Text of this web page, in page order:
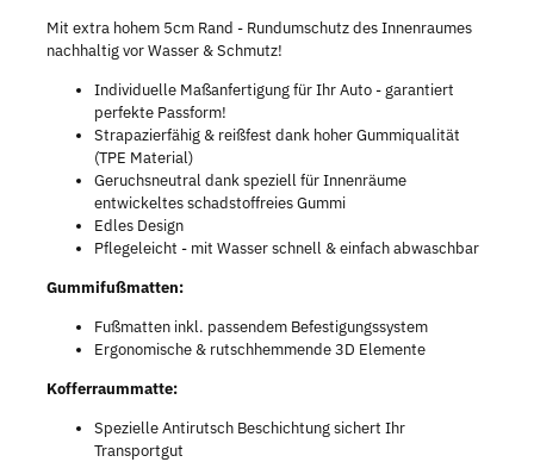
Mit extra hohem 5cm Rand - Rundumschutz des Innenraumes
nachhaltig vor Wasser & Schmutz!
Individuelle Maßanfertigung für Ihr Auto - garantiert
perfekte Passform!
Strapazierfähig & reißfest dank hoher Gummiqualität
(TPE Material)
Geruchsneutral dank speziell für Innenräume
entwickeltes schadstoffreies Gummi
Edles Design
Pflegeleicht - mit Wasser schnell & einfach abwaschbar
Gummifußmatten:
Fußmatten inkl. passendem Befestigungssystem
Ergonomische & rutschhemmende 3D Elemente
Kofferraummatte:
Spezielle Antirutsch Beschichtung sichert Ihr
Transportgut